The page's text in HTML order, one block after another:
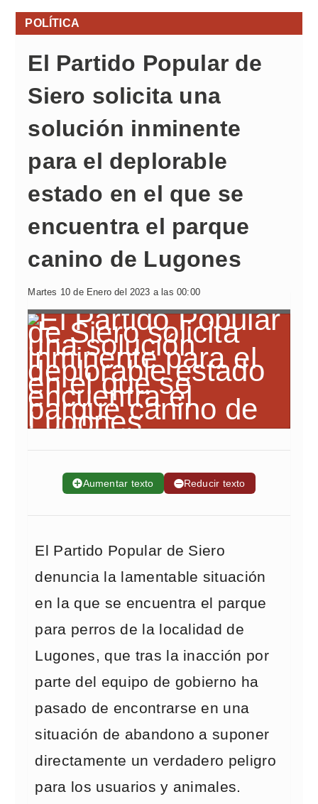
POLÍTICA
El Partido Popular de
Siero solicita una
solución inminente
para el deplorable
estado en el que se
encuentra el parque
canino de Lugones
Martes 10 de Enero del 2023 a las 00:00
➕Aumentar texto ➖Reducir texto
El Partido Popular de Siero
denuncia la lamentable situación
en la que se encuentra el parque
para perros de la localidad de
Lugones, que tras la inacción por
parte del equipo de gobierno ha
pasado de encontrarse en una
situación de abandono a suponer
directamente un verdadero peligro
para los usuarios y animales.